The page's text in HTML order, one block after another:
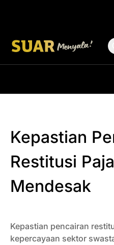
Kepastian
Restitusi
Mendesak
Kepastian pencairan
kepercayaan sektor